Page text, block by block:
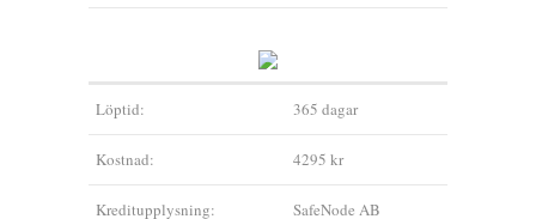
Löptid: 365 dagar
Kostnad: 4295 kr
Kreditupplysning: SafeNode AB